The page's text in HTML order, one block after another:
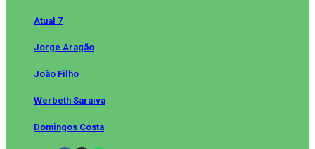
Atual 7
Jorge Aragão
João Filho
Werbeth Saraiva
Domingos Costa